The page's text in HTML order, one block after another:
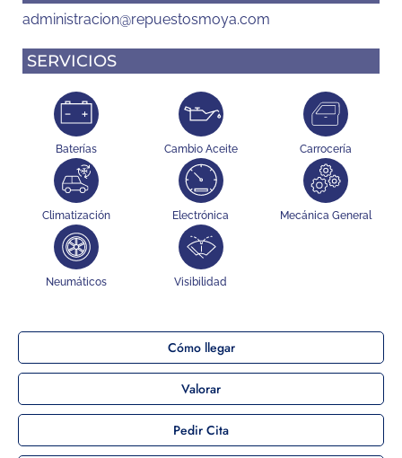
administracion@repuestosmoya.com
SERVICIOS
Baterías Cambio Aceite Carrocería
Climatización Electrónica Mecánica General
Neumáticos Visibilidad
Cómo llegar
Valorar
Pedir Cita